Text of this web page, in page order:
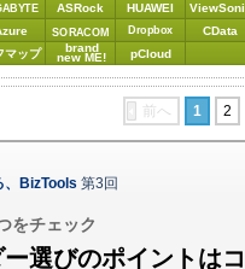
ASRock HUAWEI
SORACOM Dropbox CData
マップ brand
new ME! pCloud
前へ 1 2
、BizTools 第3回
をチェック
ー選びのポイントは